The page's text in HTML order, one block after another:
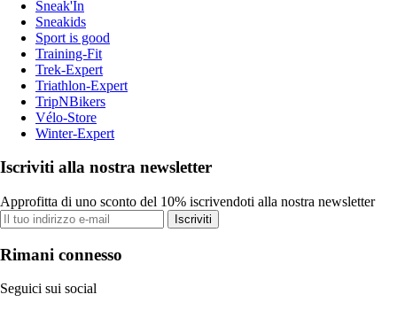
Sneak'In
Sneakids
Sport is good
Training-Fit
Trek-Expert
Triathlon-Expert
TripNBikers
Vélo-Store
Winter-Expert
Iscriviti alla nostra newsletter
Approfitta di uno sconto del 10% iscrivendoti alla nostra newsletter
Iscriviti
Rimani connesso
Seguici sui social